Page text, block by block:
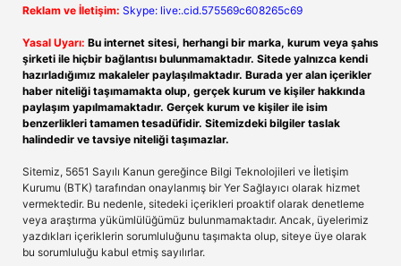
Reklam ve İletişim: Skype: live:.cid.575569c608265c69
Yasal Uyarı: Bu internet sitesi, herhangi bir marka, kurum veya şahıs
şirketi ile hiçbir bağlantısı bulunmamaktadır. Sitede yalnızca kendi
hazırladığımız makaleler paylaşılmaktadır. Burada yer alan içerikler
haber niteliği taşımamakta olup, gerçek kurum ve kişiler hakkında
paylaşım yapılmamaktadır. Gerçek kurum ve kişiler ile isim
benzerlikleri tamamen tesadüfidir. Sitemizdeki bilgiler taslak
halindedir ve tavsiye niteliği taşımazlar.
Sitemiz, 5651 Sayılı Kanun gereğince Bilgi Teknolojileri ve İletişim
Kurumu (BTK) tarafından onaylanmış bir Yer Sağlayıcı olarak hizmet
vermektedir. Bu nedenle, sitedeki içerikleri proaktif olarak denetleme
veya araştırma yükümlülüğümüz bulunmamaktadır. Ancak, üyelerimiz
yazdıkları içeriklerin sorumluluğunu taşımakta olup, siteye üye olarak
bu sorumluluğu kabul etmiş sayılırlar.